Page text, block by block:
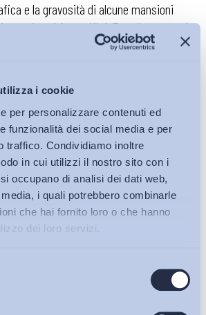
i cookie
per personalizzare contenuti ed
funzionalità dei social media e per
traffico. Condividiamo inoltre
in cui utilizzi il nostro sito con i
occupano di analisi dei dati web,
i quali potrebbero combinarle
che hai fornito loro o che hanno
dei loro servizi.
e la gravosità di alcune mansioni
organizzativi specifici. Tra gli strumenti
miglioramento ergonomico degli
percorsi di reskilling e upskilling e
In questo modo, dunque, il
di soluzioni che può orientare la
e le politiche organizzative.
anche il capitolo su formazione e
bilaterale nazionale è chiamato a
di formazione continua, qualificazione
e la portabilità delle competenze. È
paritetica incaricata di
e il sistema classificatorio